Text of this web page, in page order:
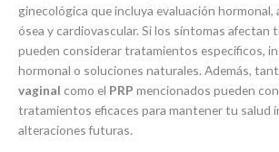
ginecológica que incluya evaluación hormonal,
ósea y cardiovascular. Si los síntomas afectan
pueden considerar tratamientos específicos,
hormonal o soluciones naturales. Además,
vaginal como el PRP mencionados pueden
tratamientos eficaces para mantener tu salud
alteraciones futuras.